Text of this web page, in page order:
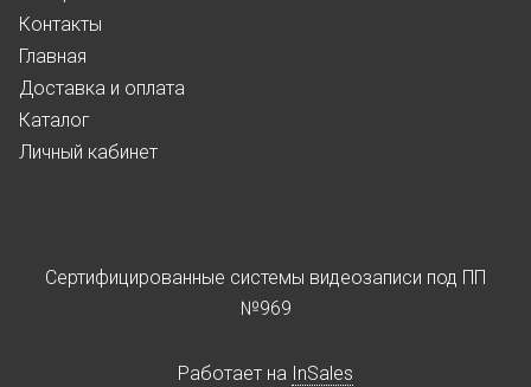
Контакты
Главная
Доставка и оплата
Каталог
Личный кабинет
Сертифицированные системы видеозаписи под ПП
№969
Работает на InSales